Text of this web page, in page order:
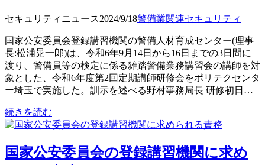
セキュリティニュース2024/9/18警備業関連セキュリティ
国家公安委員会登録講習機関の警備人材育成センター(理事
長:松浦晃一郎)は、令和6年9月14日から16日までの3日間に
渡り、警備員等の検定に係る雑踏警備業務講習会の講師を対
象とした、令和6年度第2回定期講師研修会をポリテクセンタ
ー埼玉で実施した。訓示を述べる野村事務局長 研修初日…
続きを読む
国家公安委員会の登録講習機関に求め